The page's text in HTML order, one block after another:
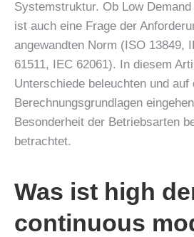
Systemstruktur. Ob Low
ist auch eine Frage der
angewandten Norm (ISO 13849,
61511, IEC 62061). In diesem
Unterschiede beleuchten und auf
Berechnungsgrundlagen
Besonderheit der Betriebsarten
betrachtet.
Was ist high
continuous